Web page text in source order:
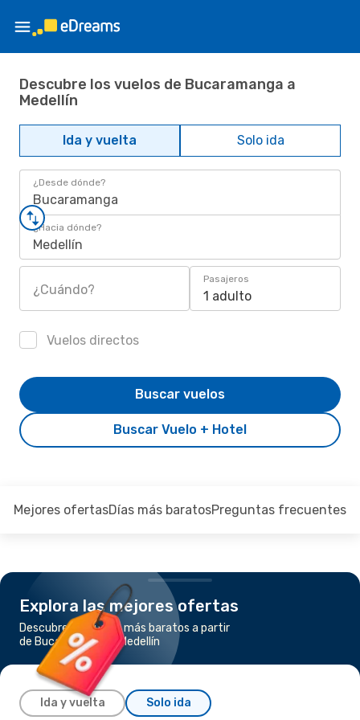
Descubre los vuelos de Bucaramanga a
Medellín
Ida y vuelta Solo ida
¿Desde dónde?
Bucaramanga
¿Hacia dónde?
Medellín
¿Cuándo?
Pasajeros
1 adulto
Vuelos directos
Buscar Vuelo + Hotel
Buscar vuelos
Mejores ofertasDías más baratosPreguntas frecuentes
Explora las mejores ofertas
Descubre los vuelos más baratos a partir
de Bucaramanga a Medellín
Ida y vuelta Solo ida